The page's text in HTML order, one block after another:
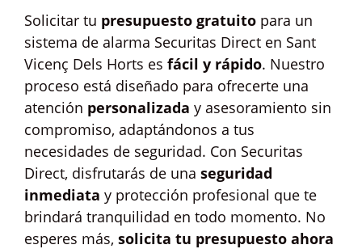
Solicitar tu presupuesto gratuito para un
sistema de alarma Securitas Direct en Sant
Vicenç Dels Horts es fácil y rápido. Nuestro
proceso está diseñado para ofrecerte una
atención personalizada y asesoramiento sin
compromiso, adaptándonos a tus
necesidades de seguridad. Con Securitas
Direct, disfrutarás de una seguridad
inmediata y protección profesional que te
brindará tranquilidad en todo momento. No
esperes más, solicita tu presupuesto ahora